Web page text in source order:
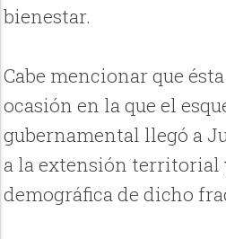
bienestar.
Cabe mencionar que
ocasión en la que el
gubernamental llegó a
a la extensión territorial
demográfica de dicho